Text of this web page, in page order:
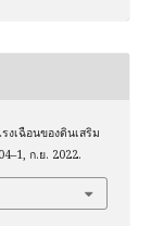
เฉือนของดินเสริม
ก.ย. 2022.